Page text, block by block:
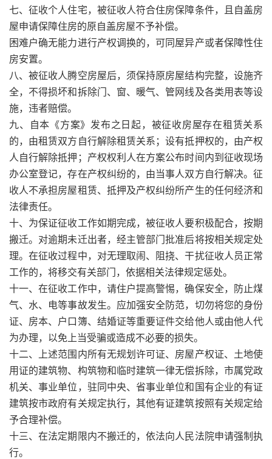
七、征收个人住宅，被征收人符合住房保障条件，且自盖房
屋申请保障住房的原自盖房屋不予补偿。
困难户确无能力进行产权调换的，可同屋异产或者保障性住
房安置。
八、被征收人腾空房屋后，须保持原房屋结构完整，设施齐
全，不得损坏和拆除门、窗、暖气、管网线及各类用表等设
施，违者赔偿。
九、自本《方案》发布之日起，被征收房屋存在租赁关系
的，由租赁双方自行解除租赁关系；设有抵押权的，由产权
人自行解除抵押；产权权利人在方案公布时间内到征收现场
办公室登记，存在产权纠纷的，由当事人双方自行解决。征
收人不承担房屋租赁、抵押及产权纠纷所产生的任何经济和
法律责任。
十、为保证征收工作如期完成，被征收人要积极配合，按期
搬迁。对逾期未迁出者，经主管部门批准后将按相关规定处
理。在征收过程中，对无理取闹、阻挠、干扰征收人员正常
工作的，将移交有关部门，依据相关法律规定惩处。
十一、在征收工作中，请住户提高警惕，确保安全，防止煤
气、水、电等事故发生。应加强安全防范，切勿将您的身份
证、房本、户口簿、结婚证等重要证件交给他人或由他人代
为办理，以免上当受骗或造成不必要的损失。
十二、上述范围内所有无规划许可证、房屋产权证、土地使
用证的建筑物、构筑物和临时建筑一律无偿拆除，市属党政
机关、事业单位，驻同中央、省事业单位和国有企业的有证
建筑按市政府有关规定执行，其他有证建筑按照有关规定给
予合理补偿。
十三、在法定期限内不搬迁的，依法向人民法院申请强制执
行。